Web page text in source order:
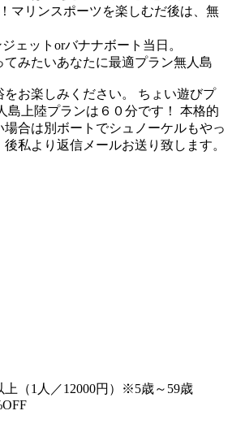
マリンスポーツを楽しむだ後は、無
ェットorバナナボート当日。
みたいあなたに最適プラン無人島
をお楽しみください。 ちょい遊びプ
島上陸プランは６０分です！ 本格的
合は別ボートでシュノーケルもやっ
私より返信メールお送り致します。
上（1人／12000円）※5歳～59歳